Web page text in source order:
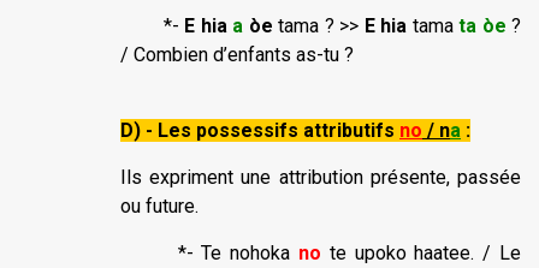
*- E hia a òe tama ? >> E hia tamata òe ?
/ Combien d’enfants as-tu ?
D) - Les possessifs attributifs no / na :
Ils expriment une attribution présente, passée
ou future.
*- Te nohoka no te upoko haatee. / Le